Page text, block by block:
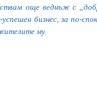
още веднъж с
бизнес, за по-
му.